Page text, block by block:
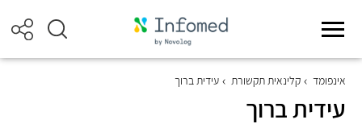
אינפומד קלינאית תקשורת עידית ברוך
עידית ברוך